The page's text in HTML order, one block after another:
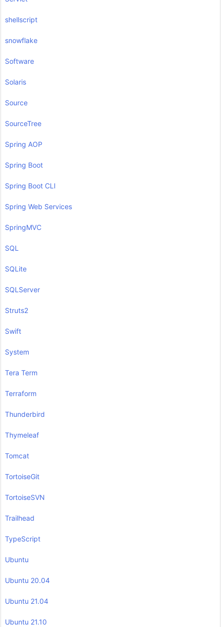
shellscript
snowflake
Software
Solaris
Source
SourceTree
Spring AOP
Spring Boot
Spring Boot CLI
Spring Web Services
SpringMVC
SQL
SQLite
SQLServer
Struts2
Swift
System
Tera Term
Terraform
Thunderbird
Thymeleaf
Tomcat
TortoiseGit
TortoiseSVN
Trailhead
TypeScript
Ubuntu
Ubuntu 20.04
Ubuntu 21.04
Ubuntu 21.10